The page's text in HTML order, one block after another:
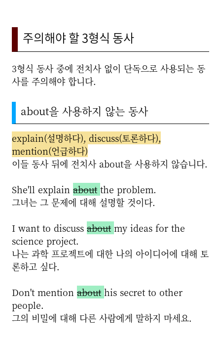
주의해야 할 3형식 동사
3형식 동사 중에 전치사 없이 단독으로 사용되는 동
사를 주의해야 합니다.
about을 사용하지 않는 동사
explain(설명하다), discuss(토론하다),
mention(언급하다)
이들 동사 뒤에 전치사 about을 사용하지 않습니다.
She'll explain about the problem.
그녀는 그 문제에 대해 설명할 것이다.
I want to discuss about my ideas for the
science project.
나는 과학 프로젝트에 대한 나의 아이디어에 대해 토
론하고 싶다.
Don't mention about his secret to other
people.
그의 비밀에 대해 다른 사람에게 말하지 마세요.